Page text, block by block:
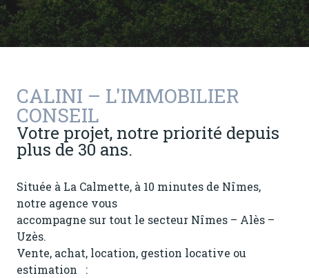
CALINI – L'IMMOBILIER
CONSEIL
Votre projet, notre priorité depuis
plus de 30 ans.
Située à La Calmette, à 10 minutes de Nîmes,
notre agence vous
accompagne sur tout le secteur Nîmes – Alès –
Uzès.
Vente, achat, location, gestion locative ou
estimation :